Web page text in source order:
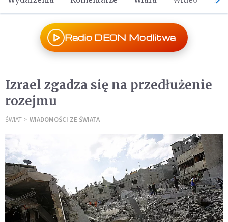
Radio DEON Modlitwa
Izrael zgadza się na przedłużenie
rozejmu
ŚWIAT WIADOMOŚCI ZE ŚWIATA